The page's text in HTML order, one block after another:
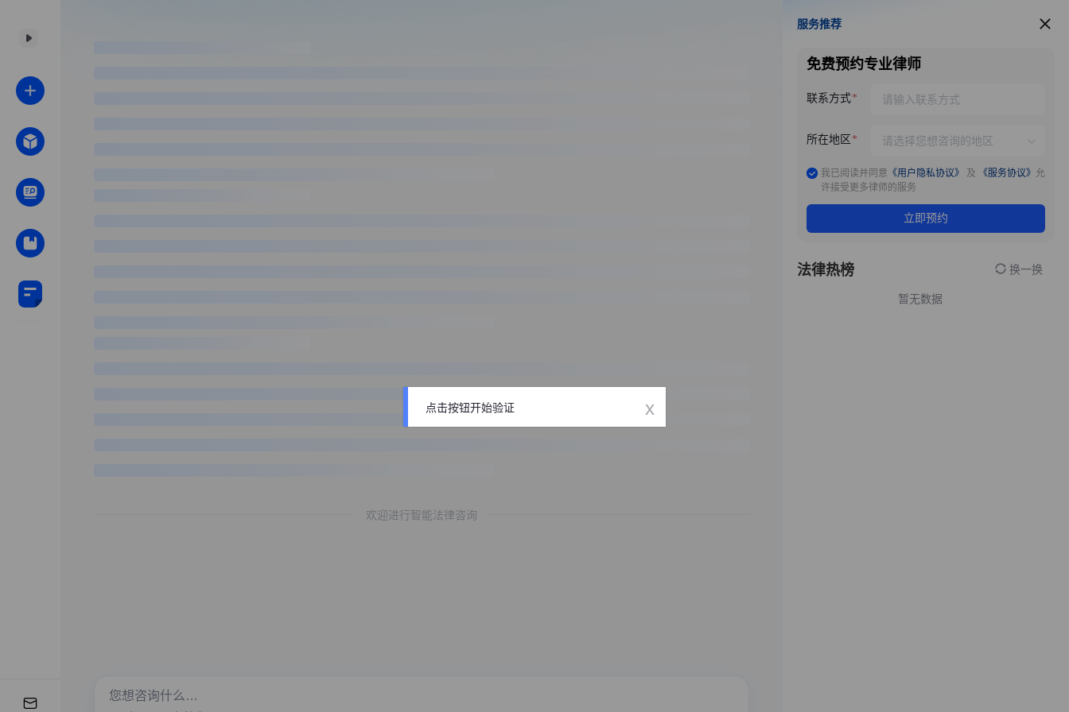
欢迎进行智能法律咨询
服务推荐
服务推荐
免费预约专业律师
联系方式
所在地区
我已阅读并同意 《用户隐私协议》 及 《服务协议》 允
许接受更多律师的服务
立即预约
法律热榜 换一换
暂无数据
点击按钮开始验证 x